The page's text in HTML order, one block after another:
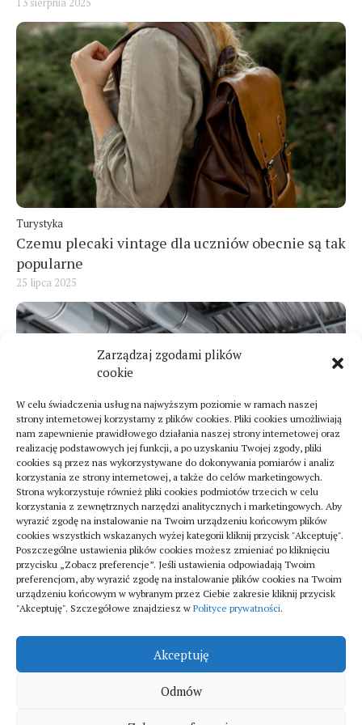
Zarządzaj zgodami plików
cookie
W celu świadczenia usług na najwyższym poziomie w ramach naszej
strony internetowej korzystamy z plików cookies. Pliki cookies umożliwiają
nam zapewnienie prawidłowego działania naszej strony internetowej oraz
realizację podstawowych jej funkcji, a po uzyskaniu Twojej zgody, pliki
cookies są przez nas wykorzystywane do dokonywania pomiarów i analiz
korzystania ze strony internetowej, a także do celów marketingowych.
Strona wykorzystuje również pliki cookies podmiotów trzecich w celu
korzystania z zewnętrznych narzędzi analitycznych i marketingowych. Aby
wyrazić zgodę na instalowanie na Twoim urządzeniu końcowym plików
cookies wszystkich wskazanych wyżej kategorii kliknij przycisk "Akceptuję".
Poszczególne ustawienia plików cookies możesz zmieniać po kliknięciu
przycisku „Zobacz preferencje”. Jeśli ustawienia odpowiadają Twoim
preferencjom, aby wyrazić zgodę na instalowanie plików cookies na Twoim
urządzeniu końcowym w wybranym przez Ciebie zakresie kliknij przycisk
"Akceptuję". Szczegółowe znajdziesz w Polityce prywatności.
Akceptuję
Odmów
Turystyka
Czemu plecaki vintage dla uczniów obecnie są tak
popularne
25 lipca 2025
Turystyka
Jak znaleźć dobrą firmę do sanitarnych instalacji
w szpitalach
20 lipca 2025
Fitka © 2026. All Rights Reserved.